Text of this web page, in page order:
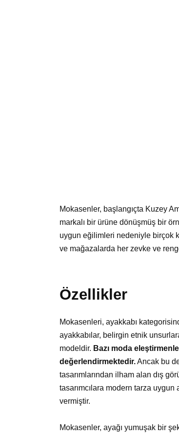
Mokasenler, başlangıçta Kuzey
markalı bir ürüne dönüşmüş bir
uygun eğilimleri nedeniyle birçok
ve mağazalarda her zevke ve
Özellikler
Mokasenleri, ayakkabı
ayakkabılar, belirgin etnik
modeldir. Bazı moda
değerlendirmektedir.Ancak bu
tasarımlarından ilham alan dış
tasarımcılara modern tarza
vermiştir.
Mokasenler, ayağı yumuşak bir